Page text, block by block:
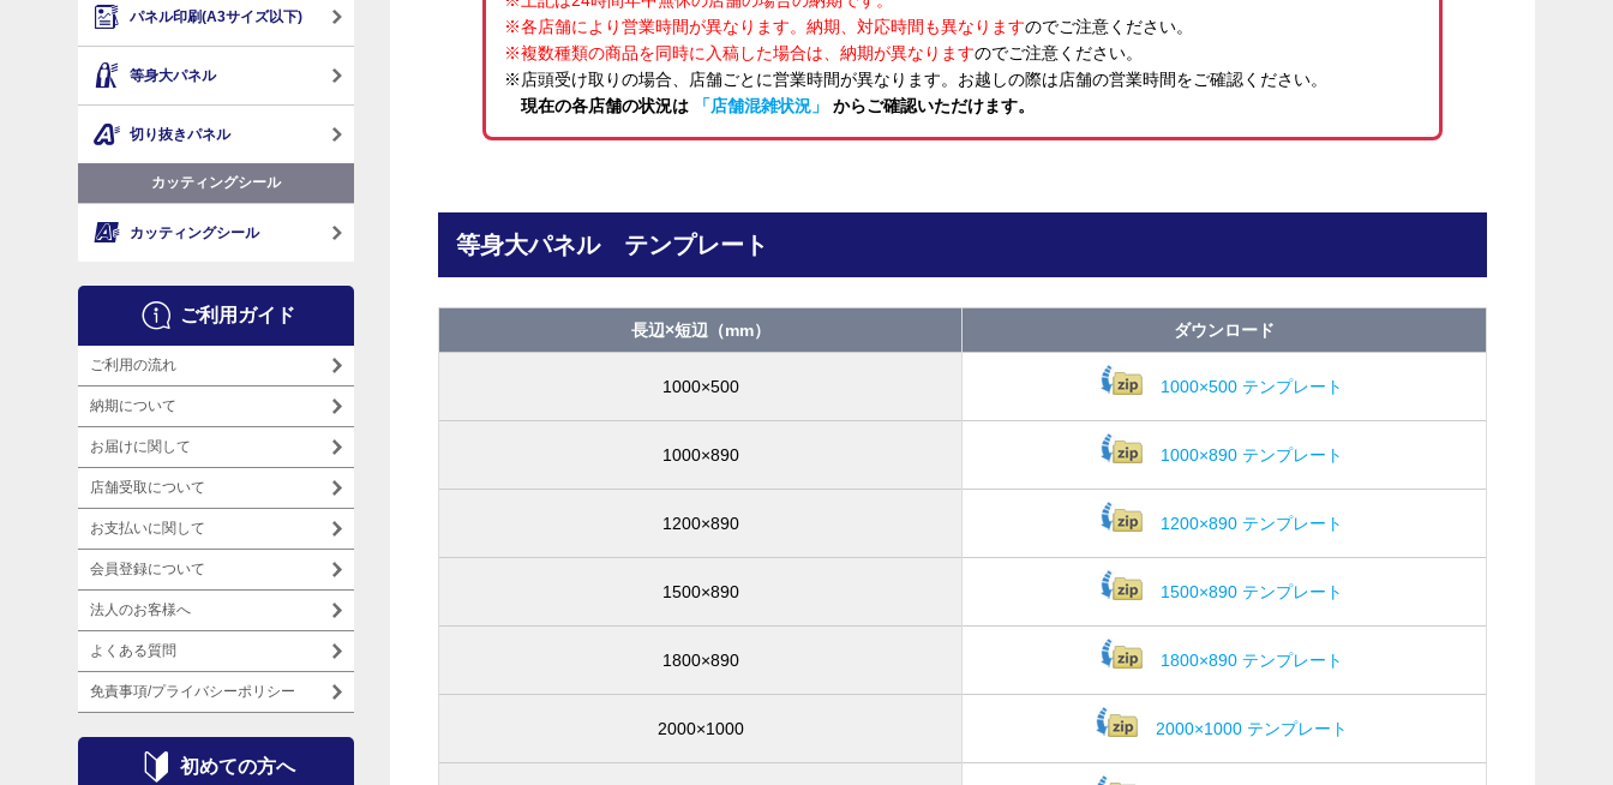
※各店舗により営業時間が異なります。納期、対応時間も異なりますのでご注意ください。
※複数種類の商品を同時に入稿した場合は、納期が異なりますのでご注意ください。
※店頭受け取りの場合、店舗ごとに営業時間が異なります。お越しの際は店舗の営業時間をご確認ください。
現在の各店舗の状況は 「店舗混雑状況」 からご確認いただけます。
等身大パネル テンプレート
長辺×短辺（mm） ダウンロード
1000×500 1000×500 テンプレート
1000×890 1000×890 テンプレート
1200×890 1200×890 テンプレート
1500×890 1500×890 テンプレート
1800×890 1800×890 テンプレート
2000×1000 2000×1000 テンプレート
パネル印刷(A3サイズ以下)
等身大パネル
切り抜きパネル
カッティングシール
カッティングシール
ご利用ガイド
ご利用の流れ
納期について
お届けに関して
店舗受取について
お支払いに関して
会員登録について
法人のお客様へ
よくある質問
免責事項/プライバシーポリシー
初めての方へ